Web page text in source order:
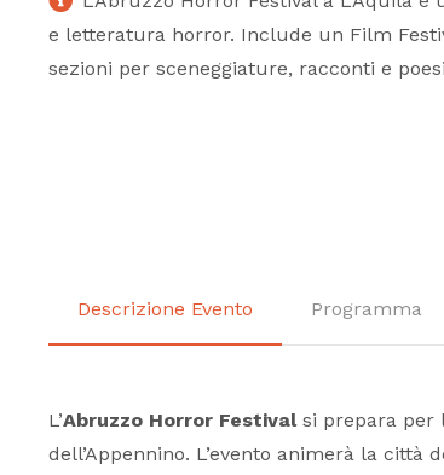
e letteratura horror. Include un Film
sezioni per sceneggiature, racconti e
Descrizione Evento Programma
L’Abruzzo Horror Festivalsi prepara per
dell’Appennino. L’evento animerà la città